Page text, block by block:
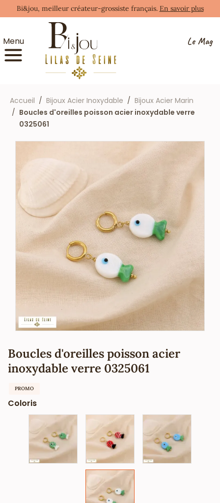
Bi&jou, meilleur créateur-grossiste français. En savoir plus
Menu Le Mag
Accueil Bijoux Acier Inoxydable
Bijoux Acier Marin
Boucles d'oreilles poisson acier inoxydable verre
0325061
Boucles d'oreilles poisson acier
inoxydable verre 0325061
PROMO
Coloris